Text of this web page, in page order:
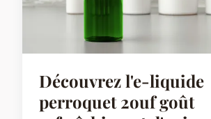
Découvrez l'e-liquide
perroquet 2ouf goût